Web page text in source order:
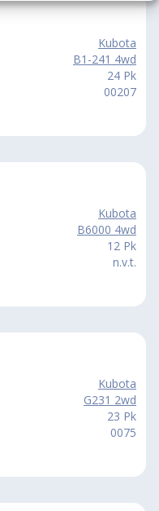
Kubota
B1-241 4wd
24 Pk
00207
Kubota
B6000 4wd
12 Pk
n.v.t.
Kubota
G231 2wd
23 Pk
0075